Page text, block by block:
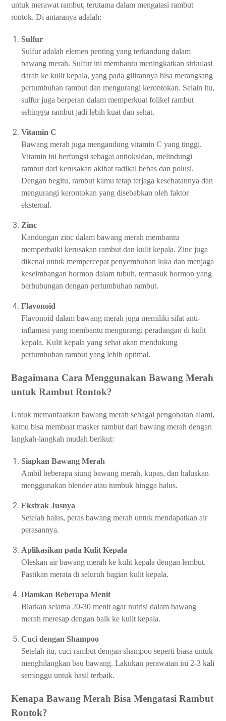
untuk merawat rambut, terutama dalam mengatasi rambut
rontok. Di antaranya adalah:
Sulfur
Sulfur adalah elemen penting yang terkandung dalam
bawang merah. Sulfur ini membantu meningkatkan sirkulasi
darah ke kulit kepala, yang pada gilirannya bisa merangsang
pertumbuhan rambut dan mengurangi kerontokan. Selain itu,
sulfur juga berperan dalam memperkuat folikel rambut
sehingga rambut jadi lebih kuat dan sehat.
Vitamin C
Bawang merah juga mengandung vitamin C yang tinggi.
Vitamin ini berfungsi sebagai antioksidan, melindungi
rambut dari kerusakan akibat radikal bebas dan polusi.
Dengan begitu, rambut kamu tetap terjaga kesehatannya dan
mengurangi kerontokan yang disebabkan oleh faktor
eksternal.
Zinc
Kandungan zinc dalam bawang merah membantu
memperbaiki kerusakan rambut dan kulit kepala. Zinc juga
dikenal untuk mempercepat penyembuhan luka dan menjaga
keseimbangan hormon dalam tubuh, termasuk hormon yang
berhubungan dengan pertumbuhan rambut.
Flavonoid
Flavonoid dalam bawang merah juga memiliki sifat anti-
inflamasi yang membantu mengurangi peradangan di kulit
kepala. Kulit kepala yang sehat akan mendukung
pertumbuhan rambut yang lebih optimal.
Bagaimana Cara Menggunakan Bawang Merah
untuk Rambut Rontok?
Untuk memanfaatkan bawang merah sebagai pengobatan alami,
kamu bisa membuat masker rambut dari bawang merah dengan
langkah-langkah mudah berikut:
Siapkan Bawang Merah
Ambil beberapa siung bawang merah, kupas, dan haluskan
menggunakan blender atau tumbuk hingga halus.
Ekstrak Jusnya
Setelah halus, peras bawang merah untuk mendapatkan air
perasannya.
Aplikasikan pada Kulit Kepala
Oleskan air bawang merah ke kulit kepala dengan lembut.
Pastikan merata di seluruh bagian kulit kepala.
Diamkan Beberapa Menit
Biarkan selama 20-30 menit agar nutrisi dalam bawang
merah meresap dengan baik ke kulit kepala.
Cuci dengan Shampoo
Setelah itu, cuci rambut dengan shampoo seperti biasa untuk
menghilangkan bau bawang. Lakukan perawatan ini 2-3 kali
seminggu untuk hasil terbaik.
Kenapa Bawang Merah Bisa Mengatasi Rambut
Rontok?